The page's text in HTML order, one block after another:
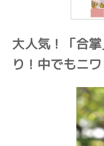
大人気！「合
り！中でもニ